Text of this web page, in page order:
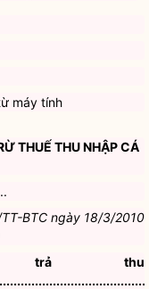
máy tính
THUẾ THU NHẬP CÁ
BTC ngày 18/3/2010
trả thu